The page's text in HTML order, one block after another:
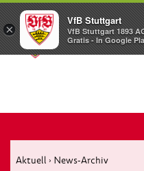
Aktuell › News-Archiv
×
VfB Stuttgart
VfB Stuttgart 1893
Gratis - In Google